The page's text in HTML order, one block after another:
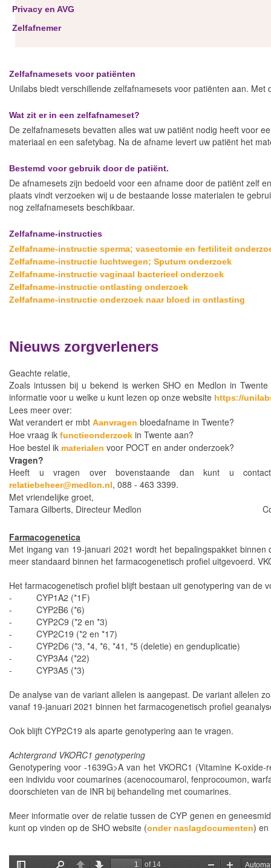
Privacy en AVG
Zelfafnemer
Zelfafnamesets voor patiënten
Unilabs biedt verschillende zelfafnamesets voor patiënten aan.
Wat zit er in een zelfafnameset?
De zelfafnamesets bevatten alles wat uw patiënt nodig heeft voor
materiaal en een safetybag. Na de afname levert uw patiënt het
Bestemd voor gebruik door de patiënt.
De afnamesets zijn bedoeld voor een afname door de patiënt zelf
plaats vindt verzoeken wij u de bestaande losse materialen te
nog zelfafnamesets beschikbaar.
Zelfafname-instructies
Zelfafname-instructie sperma; vasectomie en fertiliteit
Zelfafname-instructie luchtwegen; Sputum onderzoek
Zelfafname-instructie vaginaal bacterieel onderzoek
Zelfafname-instructie ontlasting onderzoek
Zelfafname-instructie onderzoek naar bloed in ontlasting
Nieuws zorgverleners
Geachte relatie,
Zoals intussen bij u bekend is werken SHO en Medlon in
informatie voor u welke u kunt lezen op onze website https://
Lees meer over:
Wat verandert er mbt Aanvragen bloedafname in Twente?
Hoe vraag ik functieonderzoek in Twente aan?
Hoe bestel ik materialen voor POCT en ander onderzoek?
Vragen?
Heeft u vragen over bovenstaande dan kunt u contact
relatiebeheer@medlon.nl, 088 - 463 3399.
Met vriendelijke groet,
Tamara Gilberts, Directeur Medlon Cor van
Farmacogenetica
Met ingang van 19-januari 2021 wordt het bepalingspakket
meer standaard binnen het farmacogenetisch profiel uitgevoerd.
Het farmacogenetisch profiel blijft bestaan uit genotypering van de
- CYP1A2 (*1F)
- CYP2B6 (*6)
- CYP2C9 (*2 en *3)
- CYP2C19 (*2 en *17)
- CYP2D6 (*3, *4, *6, *41, *5 (deletie) en genduplicatie)
- CYP3A4 (*22)
- CYP3A5 (*3)
De analyse van de variant allelen is aangepast. De variant allelen
vanaf 19-januari 2021 binnen het farmacogenetisch profiel
Ook blijft CYP2C19 als aparte genotypering aan te vragen.
Achtergrond VKORC1 genotypering
Genotypering voor -1639G>A van het VKORC1 (Vitamine K-
een individu voor coumarines (acenocoumarol, fenprocoumon,
doorschieten van de INR bij behandeling met coumarines.
Meer informatie over de relatie tussen de CYP genen en
kunt op vinden op de SHO website (onder naslagdocumenten)